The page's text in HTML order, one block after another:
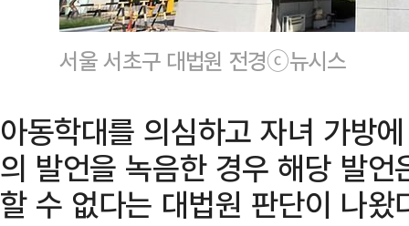
서울 서초구 대법원 전경ⓒ뉴시스
아동학대를 의심하고 자녀 가방
의 발언을 녹음한 경우 해당 발
할 수 없다는 대법원 판단이 나왔